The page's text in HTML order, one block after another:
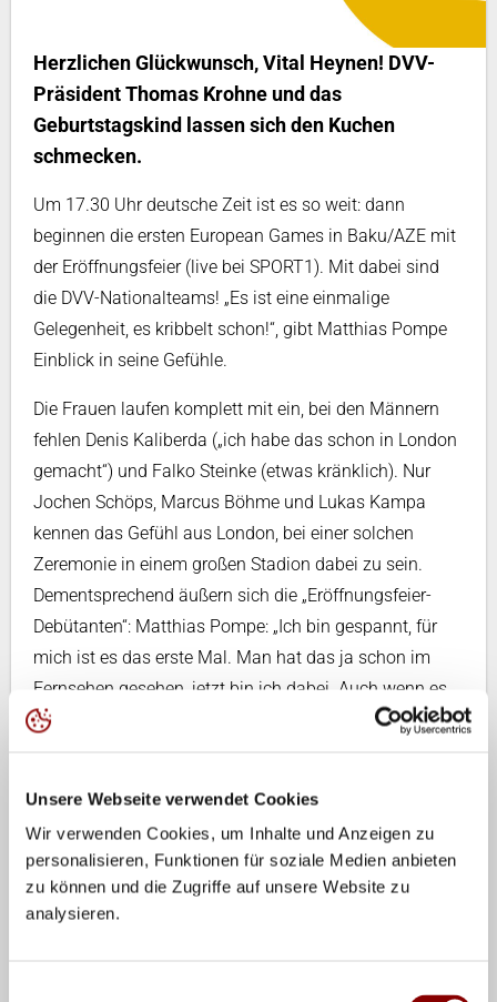
Unsere Webseite verwendet Cookies
Wir verwenden Cookies, um Inhalte und Anzeigen zu
personalisieren, Funktionen für soziale Medien anbieten
zu können und die Zugriffe auf unsere Website zu
analysieren.
Herzlichen Glückwunsch, Vital Heynen! DVV-
Präsident Thomas Krohne und das
Geburtstagskind lassen sich den Kuchen
schmecken.
Um 17.30 Uhr deutsche Zeit ist es so weit: dann
beginnen die ersten European Games in Baku/AZE mit
der Eröffnungsfeier (live bei SPORT1). Mit dabei sind
die DVV-Nationalteams! „Es ist eine einmalige
Gelegenheit, es kribbelt schon!“, gibt Matthias Pompe
Einblick in seine Gefühle.
Die Frauen laufen komplett mit ein, bei den Männern
fehlen Denis Kaliberda („ich habe das schon in London
gemacht“) und Falko Steinke (etwas kränklich). Nur
Jochen Schöps, Marcus Böhme und Lukas Kampa
kennen das Gefühl aus London, bei einer solchen
Zeremonie in einem großen Stadion dabei zu sein.
Dementsprechend äußern sich die „Eröffnungsfeier-
Debütanten“: Matthias Pompe: „Ich bin gespannt, für
mich ist es das erste Mal. Man hat das ja schon im
Fernsehen gesehen, jetzt bin ich dabei. Auch wenn es
nicht das ganz große Event, die Olympischen Spiele
Lippmann: „Dadurch, dass keine von uns in der Karriere
bisher so eine Eröffnungsfeier erleben durfte, ist das ein
ganz besonderes Erlebnis. Es wird uns nochmals
beflügeln für das Spiel morgen, es wird ein ganz